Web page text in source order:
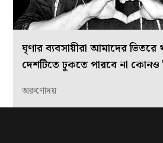
ঘৃণার ব্যবসায়ীরা আমাদের ভিতরে
দেশটিতে ঢুকতে পারবে না কোনও
অরুণোদয়